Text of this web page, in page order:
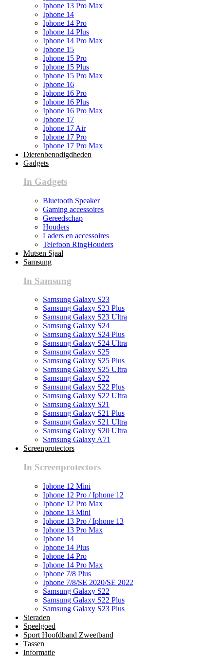
Iphone 13 Pro Max
Iphone 14
Iphone 14 Pro
Iphone 14 Plus
Iphone 14 Pro Max
Iphone 15
Iphone 15 Pro
Iphone 15 Plus
Iphone 15 Pro Max
Iphone 16
Iphone 16 Pro
Iphone 16 Plus
Iphone 16 Pro Max
Iphone 17
Iphone 17 Air
Iphone 17 Pro
Iphone 17 Pro Max
Dierenbenodigdheden
Gadgets
In Gadgets
Bluetooth Speaker
Gaming accessoires
Gereedschap
Houders
Laders en accessoires
Telefoon RingHouders
Mutsen Sjaal
Samsung
In Samsung
Samsung Galaxy S23
Samsung Galaxy S23 Plus
Samsung Galaxy S23 Ultra
Samsung Galaxy S24
Samsung Galaxy S24 Plus
Samsung Galaxy S24 Ultra
Samsung Galaxy S25
Samsung Galaxy S25 Plus
Samsung Galaxy S25 Ultra
Samsung Galaxy S22
Samsung Galaxy S22 Plus
Samsung Galaxy S22 Ultra
Samsung Galaxy S21
Samsung Galaxy S21 Plus
Samsung Galaxy S21 Ultra
Samsung Galaxy S20 Ultra
Samsung Galaxy A71
Screenprotectors
In Screenprotectors
Iphone 12 Mini
Iphone 12 Pro / Iphone 12
Iphone 12 Pro Max
Iphone 13 Mini
Iphone 13 Pro / Iphone 13
Iphone 13 Pro Max
Iphone 14
Iphone 14 Plus
Iphone 14 Pro
Iphone 14 Pro Max
Iphone 7/8 Plus
Iphone 7/8/SE 2020/SE 2022
Samsung Galaxy S22
Samsung Galaxy S22 Plus
Samsung Galaxy S23 Plus
Sieraden
Speelgoed
Sport Hoofdband Zweetband
Tassen
Informatie